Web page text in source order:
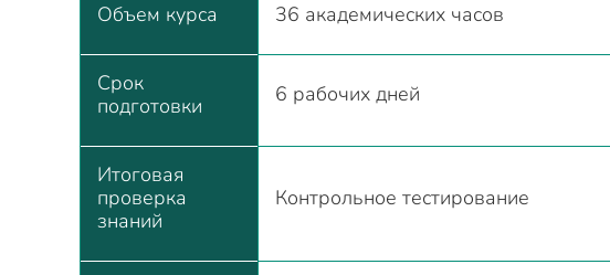
Объем курса 36 академических часов
Срок
подготовки
6 рабочих дней
Итоговая
проверка
знаний
Контрольное тестирование